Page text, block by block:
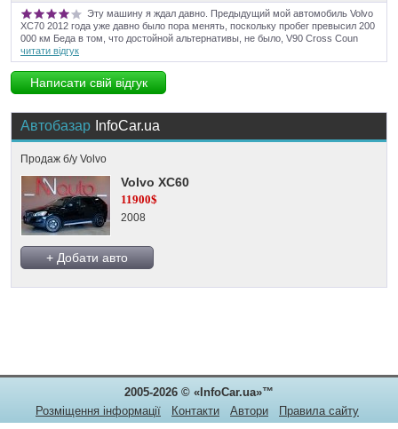
Эту машину я ждал давно. Предыдущий мой автомобиль Volvo
XC70 2012 года уже давно было пора менять, поскольку пробег превысил 200
000 км Беда в том, что достойной альтернативы, не было, V90 Cross Coun
читати відгук
Написати свій відгук
Автобазар InfoCar.ua
Продаж б/у Volvo
Volvo XC60
11900$
2008
+ Добати авто
2005-2026 © «InfoCar.ua»™
Розміщення інформації
Контакти Автори
Правила сайту